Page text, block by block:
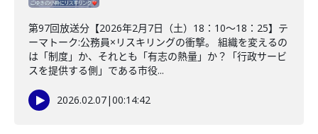
第97回放送分【2026年2月7日（土）18：10～18：25】テ
ーマトーク:公務員×リスキリングの衝撃。 組織を変えるの
は「制度」か、それとも「有志の熱量」か？「行政サービ
スを提供する側」である市役...
2026.02.07|00:14:42